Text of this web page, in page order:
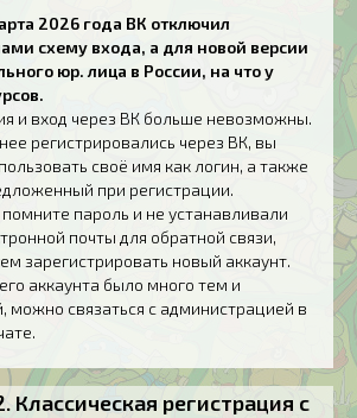
2026 года ВК отключил
схему входа, а для новой версии
юр. лица в России, на что у
и вход через ВК больше невозможны.
регистрировались через ВК, вы
своё имя как логин, а также
при регистрации.
пароль и не устанавливали
почты для обратной связи,
зарегистрировать новый аккаунт.
аккаунта было много тем и
можно связаться с администрацией в
Классическая регистрация с